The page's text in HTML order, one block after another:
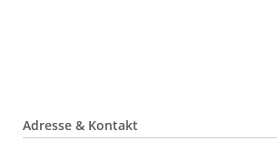
Adresse & Kontakt